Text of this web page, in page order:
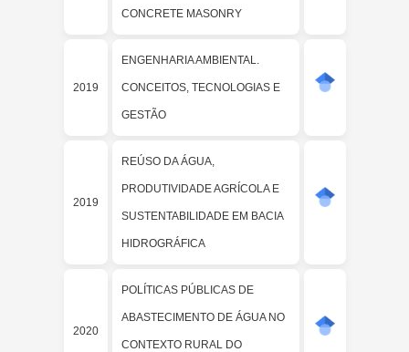
CONCRETE MASONRY
2019
ENGENHARIA AMBIENTAL.
CONCEITOS, TECNOLOGIAS E
GESTÃO
2019
REÚSO DA ÁGUA,
PRODUTIVIDADE AGRÍCOLA E
SUSTENTABILIDADE EM BACIA
HIDROGRÁFICA
2020
POLÍTICAS PÚBLICAS DE
ABASTECIMENTO DE ÁGUA NO
CONTEXTO RURAL DO